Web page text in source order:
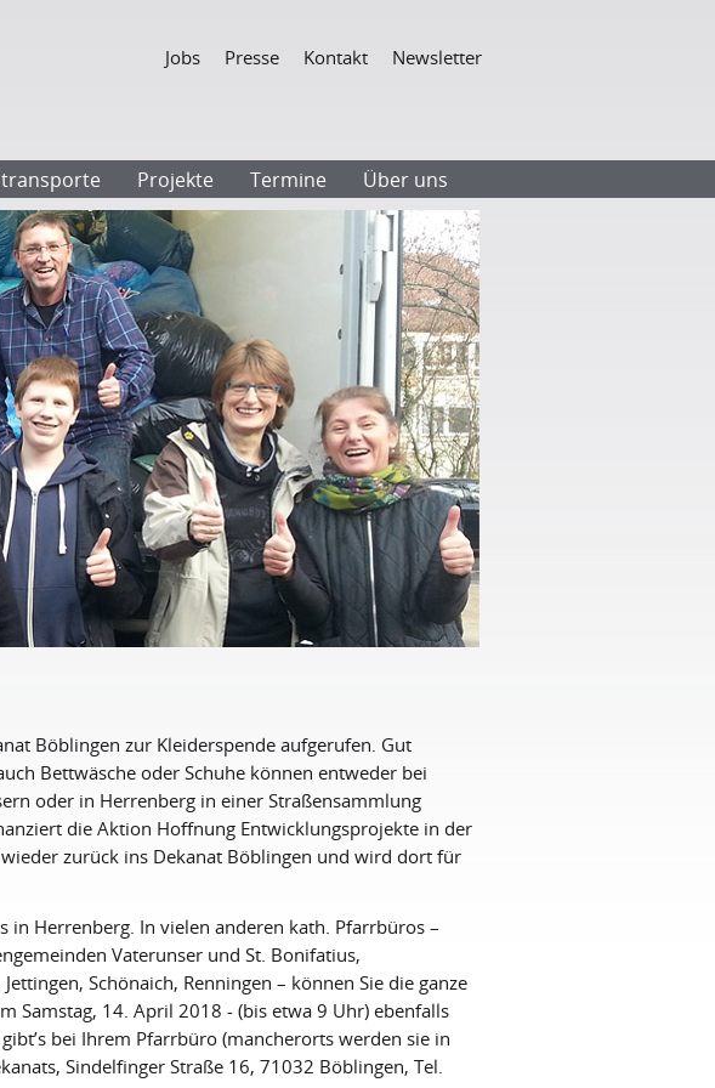
Navigation
Jobs Presse Kontakt Newsletter
Projekte Termine Über uns
Böblingen zur Kleiderspende aufgerufen. Gut
Bettwäsche oder Schuhe können entweder bei
oder in Herrenberg in einer Straßensammlung
die Aktion Hoffnung Entwicklungsprojekte in der
zurück ins Dekanat Böblingen und wird dort für
in Herrenberg. In vielen anderen kath. Pfarrbüros –
Vaterunser und St. Bonifatius,
Schönaich, Renningen – können Sie die ganze
Samstag, 14. April 2018 - (bis etwa 9 Uhr) ebenfalls
bei Ihrem Pfarrbüro (mancherorts werden sie in
Sindelfinger Straße 16, 71032 Böblingen, Tel.